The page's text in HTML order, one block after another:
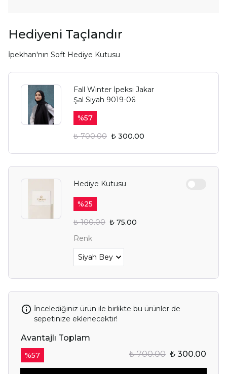
Hediyeni Taçlandır
İpekhan'nın Soft Hediye Kutusu
Fall Winter İpeksi Jakar
Şal Siyah 9019-06
%57
₺ 700.00 ₺ 300.00
Hediye Kutusu
%25
₺ 100.00 ₺ 75.00
Renk
İncelediğiniz ürün ile birlikte bu ürünler de
sepetinize eklenecektir!
Avantajlı Toplam
%57 ₺ 700.00 ₺ 300.00